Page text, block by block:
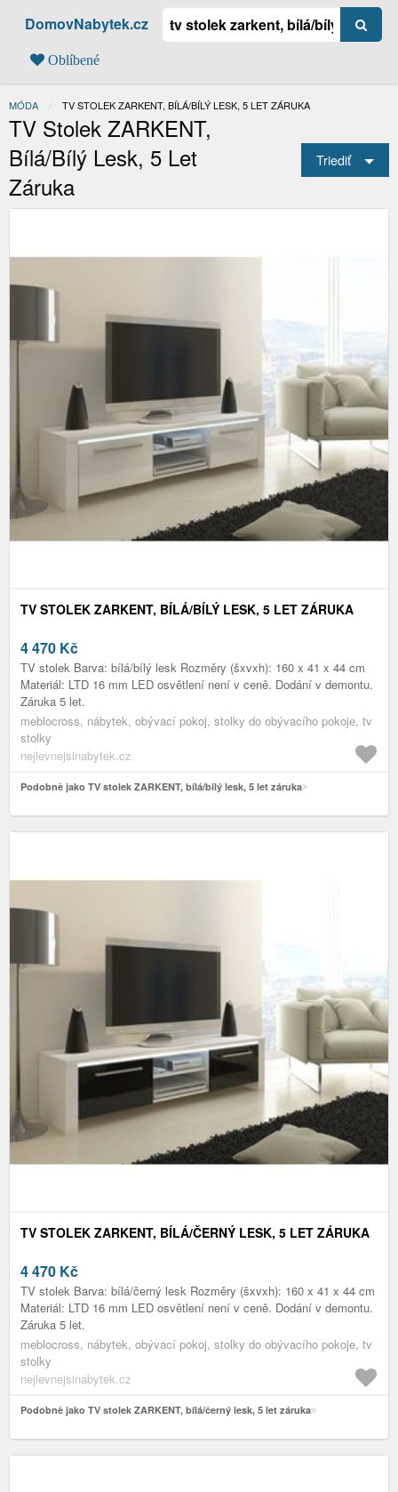
DomovNabytek.cz
Oblíbené
MÓDA AKTUÁLNÍ:
TV STOLEK ZARKENT, BÍLÁ/BÍLÝ LESK, 5 LET ZÁRUKA
TV Stolek ZARKENT,
Bílá/bílý Lesk, 5 Let
Záruka
Triediť
TV STOLEK ZARKENT, BÍLÁ/BÍLÝ LESK, 5 LET ZÁRUKA
4 470 Kč
TV stolek Barva: bílá/bílý lesk Rozměry (šxvxh): 160 x 41 x 44 cm
Materiál: LTD 16 mm LED osvětlení není v ceně. Dodání v demontu.
Záruka 5 let.
meblocross, nábytek, obývací pokoj, stolky do obývacího pokoje, tv
stolky
nejlevnejsinabytek.cz
Podobně jako TV stolek ZARKENT, bílá/bílý lesk, 5 let záruka
TV STOLEK ZARKENT, BÍLÁ/ČERNÝ LESK, 5 LET ZÁRUKA
4 470 Kč
TV stolek Barva: bílá/černý lesk Rozměry (šxvxh): 160 x 41 x 44 cm
Materiál: LTD 16 mm LED osvětlení není v ceně. Dodání v demontu.
Záruka 5 let.
meblocross, nábytek, obývací pokoj, stolky do obývacího pokoje, tv
stolky
nejlevnejsinabytek.cz
Podobně jako TV stolek ZARKENT, bílá/černý lesk, 5 let záruka